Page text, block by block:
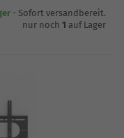
- Sofort versandbereit.
nur noch 1 auf Lager